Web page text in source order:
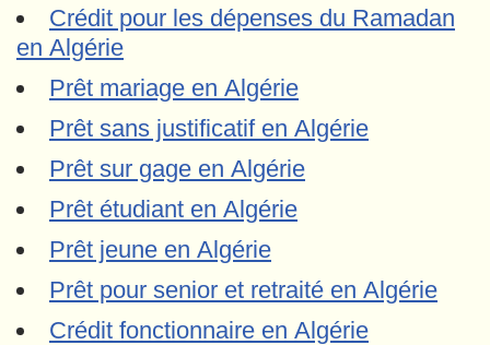
Crédit pour les dépenses du Ramadan
en Algérie
Prêt mariage en Algérie
Prêt sans justificatif en Algérie
Prêt sur gage en Algérie
Prêt étudiant en Algérie
Prêt jeune en Algérie
Prêt pour senior et retraité en Algérie
Crédit fonctionnaire en Algérie